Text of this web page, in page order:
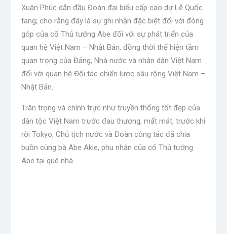
Xuân Phúc dẫn đầu Đoàn đại biểu cấp cao dự Lễ Quốc
tang; cho rằng đây là sự ghi nhận đặc biệt đối với đóng
góp của cố Thủ tướng Abe đối với sự phát triển của
quan hệ Việt Nam – Nhật Bản, đồng thời thể hiện tầm
quan trọng của Đảng, Nhà nước và nhân dân Việt Nam
đối với quan hệ Đối tác chiến lược sâu rộng Việt Nam –
Nhật Bản.
Trân trọng và chính trực như truyền thống tốt đẹp của
dân tộc Việt Nam trước đau thương, mất mát, trước khi
rời Tokyo, Chủ tịch nước và Đoàn công tác đã chia
buồn cùng bà Abe Akie, phu nhân của cố Thủ tướng
Abe tại quê nhà.